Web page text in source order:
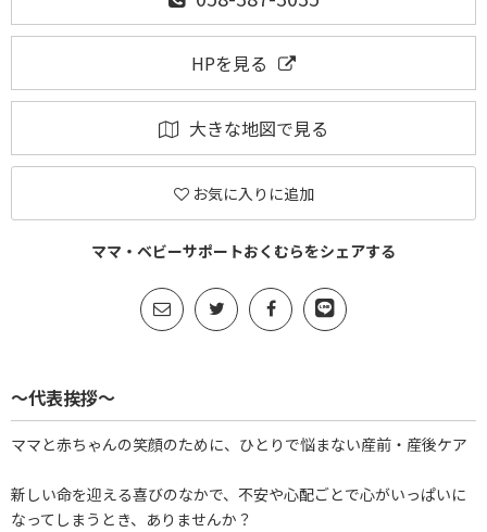
HPを見る
大きな地図で見る
お気に入りに追加
ママ・ベビーサポートおくむらをシェアする
～代表挨拶～
ママと赤ちゃんの笑顔のために、ひとりで悩まない産前・産後ケア
新しい命を迎える喜びのなかで、不安や心配ごとで心がいっぱいに
なってしまうとき、ありませんか？